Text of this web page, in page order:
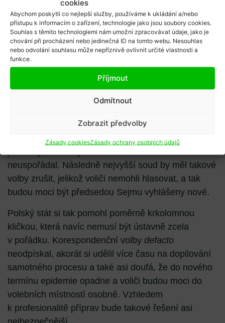
cookies
Abychom poskytli co nejlepší služby, používáme k ukládání a/nebo
přístupu k informacím o zařízení, technologie jako jsou soubory cookies.
Souhlas s těmito technologiemi nám umožní zpracovávat údaje, jako je
chování při procházení nebo jedinečná ID na tomto webu. Nesouhlas
nebo odvolání souhlasu může nepříznivě ovlivnit určité vlastnosti a
funkce.
Příjmout
Odmítnout
Zobrazit předvolby
Zásady cookiesZásady ochrany osobních údajů
bojkot. Zákon o korespondenčním hlasování prošel
schvalovacím kolečkem až 7. května, tedy 3 dny
před plánovaným hlasováním.
Řešení hodné krále Šalamouna
Vzhledem k problémům vláda korespondenční volby
10. května odpískala, ale to také proběhlo poměrně
lze pouze a jedině za nouzového stavu, který zatím
vláda nevyhlásila, volby tuto neděli formálně
neuspořádal. Následně nejvyšší soud by měl takové
volby zrušit, jelikož voliči nemohli hlasovat, a tak
budou moci být předsedou Sejmu vyhlášeny nové.
Polský stát si tak pomohl poměrně krkolomnou
kličkou, která navíc nemusí být ústavně zcela
v pořádku. Korespondenční volby defacto
neodpískal, akorát si udělil více času na dopilování
samotného procesu a také asi doufá, že do nového
termínu epidemie opadne a voliči budou moci do
volebních místností osobně. Vzhledem
k profesionalitě příprav bude takové řešení asi